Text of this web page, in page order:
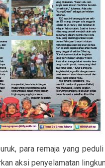
para remaja yang
aksi penyelamatan